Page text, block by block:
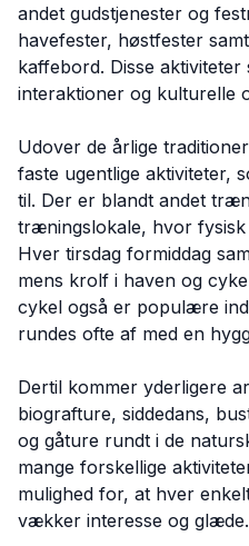
andet gudstjenester og
havefester, høstfester
kaffebord. Disse aktiviteter
interaktioner og kulturelle
Udover de årlige
faste ugentlige aktiviteter,
til. Der er blandt andet
træningslokale, hvor
Hver tirsdag formiddag
mens krolf i haven og
cykel også er populære
rundes ofte af med en
Dertil kommer yderligere
biografture, siddedans,
og gåture rundt i de
mange forskellige
mulighed for, at hver
vækker interesse og glæde.